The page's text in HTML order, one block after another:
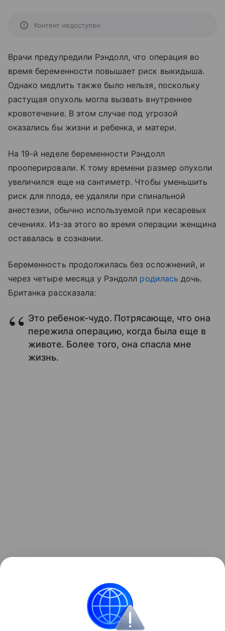
Контент недоступен
Врачи предупредили Рэндолл, что операция во
время беременности повышает риск выкидыша.
Однако медлить также было нельзя, поскольку
растущая опухоль могла вызвать внутреннее
кровотечение. В этом случае под угрозой
оказались бы жизни и ребенка, и матери.
На 19-й неделе беременности Рэндолл
прооперировали. К тому времени размер опухоли
увеличился еще на сантиметр. Чтобы уменьшить
риск для плода, ее удаляли при спинальной
анестезии, обычно используемой при кесаревых
сечениях. Из-за этого во время операции женщина
оставалась в сознании.
Беременность продолжилась без осложнений, и
через четыре месяца у Рэндолл родилась дочь.
Британка рассказала:
Это ребенок-чудо. Потрясающе, что она
пережила операцию, когда была еще в
животе. Более того, она спасла мне
жизнь.
беременности, которые могут оказаться
симптомами чего-то еще.